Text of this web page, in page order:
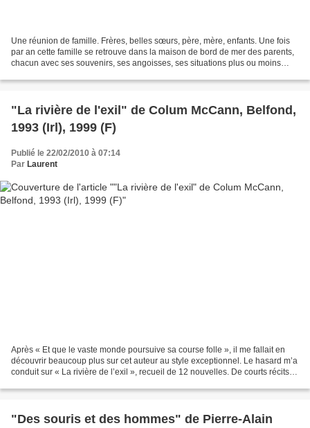
Une réunion de famille. Frères, belles sœurs, père, mère, enfants. Une fois
par an cette famille se retrouve dans la maison de bord de mer des parents,
chacun avec ses souvenirs, ses angoisses, ses situations plus ou moins
"La rivière de l'exil" de Colum McCann, Belfond,
1993 (Irl), 1999 (F)
Publié le 22/02/2010 à 07:14
Par Laurent
Après « Et que le vaste monde poursuive sa course folle », il me fallait en
découvrir beaucoup plus sur cet auteur au style exceptionnel. Le hasard m’a
conduit sur « La rivière de l’exil », recueil de 12 nouvelles. De courts récits,
"Des souris et des hommes" de Pierre-Alain